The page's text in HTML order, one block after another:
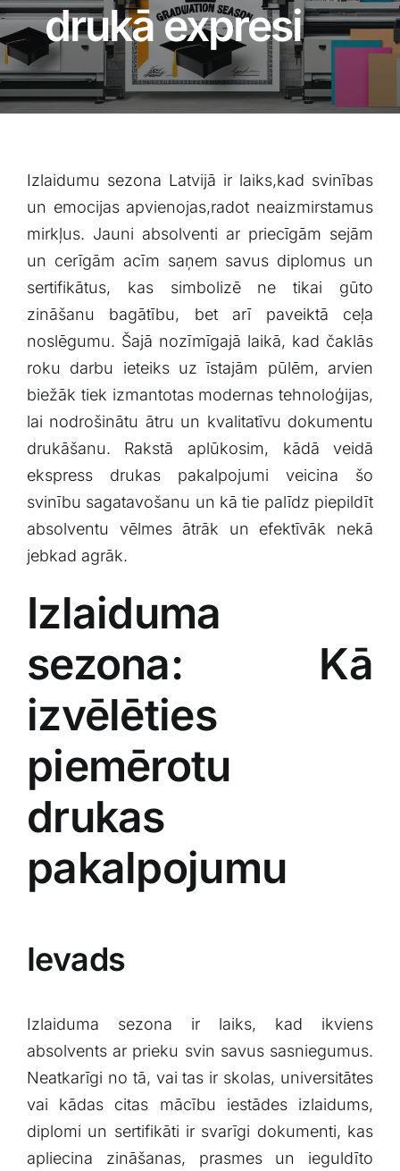
Blogs
Attēlu galerija
Par mums
Vakances
Kontakti
Klientu portāls
English
drukā expresi
Izlaidumu sezona Latvijā ir ‌laiks,kad ​svinības
un emocijas apvienojas,radot neaizmirstamus
mirkļus. Jauni absolventi ‌ar⁢ priecīgām sejām
un cerīgām acīm saņem savus diplomus un⁣
sertifikātus, kas⁢ simbolizē ne tikai gūto​
zināšanu bagātību, bet arī paveiktā ceļa
noslēgumu.‍ Šajā⁤ nozīmīgajā laikā, kad čaklās
roku darbu ieteiks uz īstajām pūlēm, arvien⁤
biežāk⁤ tiek izmantotas modernas tehnoloģijas,
lai​ nodrošinātu ātru un kvalitatīvu dokumentu
⁤drukāšanu. ⁣Rakstā aplūkosim, kādā veidā
ekspress‌ drukas pakalpojumi veicina šo
svinību sagatavošanu un kā​ tie​ palīdz⁣ piepildīt
‍absolventu vēlmes ātrāk ‍un efektīvāk ⁢nekā
jebkad ‌agrāk.
Izlaiduma
sezona: Kā
izvēlēties
piemērotu
drukas
pakalpojumu
Ievads
Izlaiduma​ sezona ir ⁢laiks, kad ikviens
absolvents ar prieku svin savus sasniegumus.
⁤Neatkarīgi no tā, vai ⁢tas‍ ir skolas, universitātes
vai kādas​ citas mācību iestādes ‍izlaidums,
diplomi un ⁣sertifikāti ir⁣ svarīgi ⁣dokumenti, kas
‍apliecina ⁣zināšanas, prasmes⁤ un ​ieguldīto